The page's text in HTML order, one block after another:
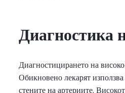
Диагностика
Диагностицирането на
Обикновено лекарят
стените на артериите.